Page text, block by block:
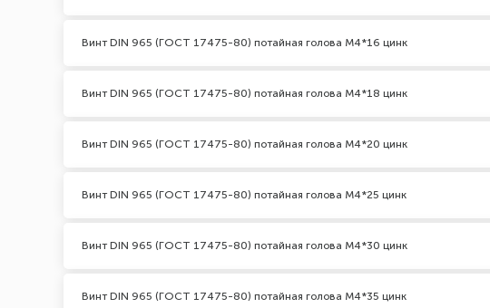
Винт DIN 965 (ГОСТ 17475-80) потайная голова М4*16 цинк
Винт DIN 965 (ГОСТ 17475-80) потайная голова М4*18 цинк
Винт DIN 965 (ГОСТ 17475-80) потайная голова М4*20 цинк
Винт DIN 965 (ГОСТ 17475-80) потайная голова М4*25 цинк
Винт DIN 965 (ГОСТ 17475-80) потайная голова М4*30 цинк
Винт DIN 965 (ГОСТ 17475-80) потайная голова М4*35 цинк